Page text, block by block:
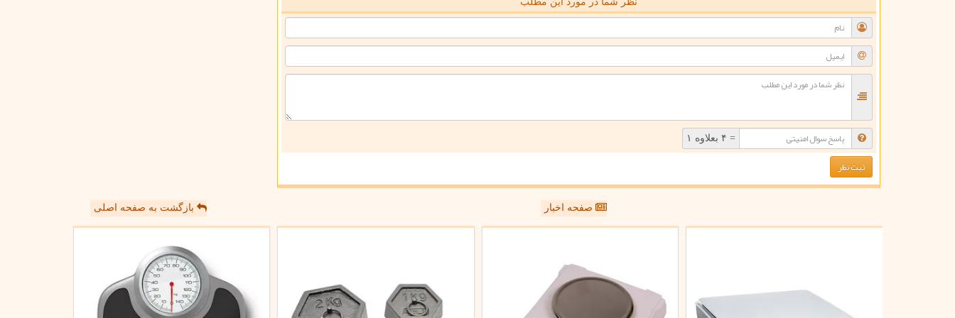
= ۴ بعلاوه ۱
صفحه اخبار بازگشت به صفحه اصلی